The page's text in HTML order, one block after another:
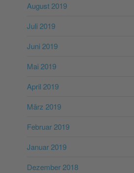
August 2019
Juli 2019
Juni 2019
Mai 2019
April 2019
März 2019
Februar 2019
Januar 2019
Dezember 2018